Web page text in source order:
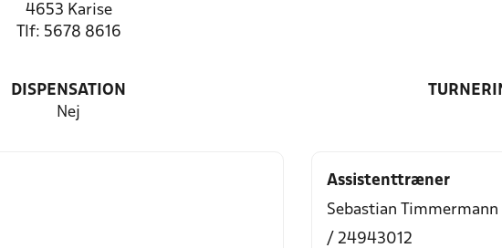
4653 Karise
Tlf: 5678 8616
DISPENSATION
Nej
Assistenttræner
Sebastian Timmermann
/ 24943012